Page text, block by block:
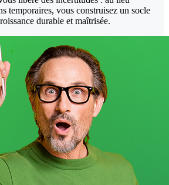
temporaires, vous construisez un socle
durable et maîtrisée.